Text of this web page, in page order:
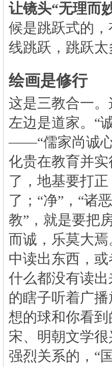
让镜头“无理而
候是跳跃式的
线跳跃，跳跃
绘画是修行
这是三教合一
左边是道家。“
——“儒家尚诚
化贵在教育并实
了，地基要打
了；“净”，“诸
教”，就是要把
而诚，乐莫大
中读出东西，
什么都没有读
的瞎子听着广
想的球和你看到
宋、明朝文学
强烈关系的，“